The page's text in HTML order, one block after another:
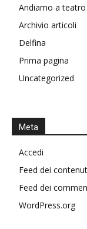
Andiamo a teatro
Archivio articoli
Delfina
Prima pagina
Uncategorized
Meta
Accedi
Feed dei
Feed dei
WordPress.org